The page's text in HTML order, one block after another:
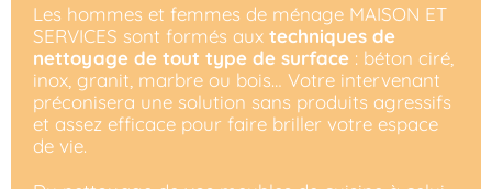
Les hommes et femmes de ménage MAISON ET
SERVICES sont formés aux techniques de
nettoyage de tout type de surface : béton ciré,
inox, granit, marbre ou bois… Votre intervenant
préconisera une solution sans produits agressifs
et assez efficace pour faire briller votre espace
de vie.